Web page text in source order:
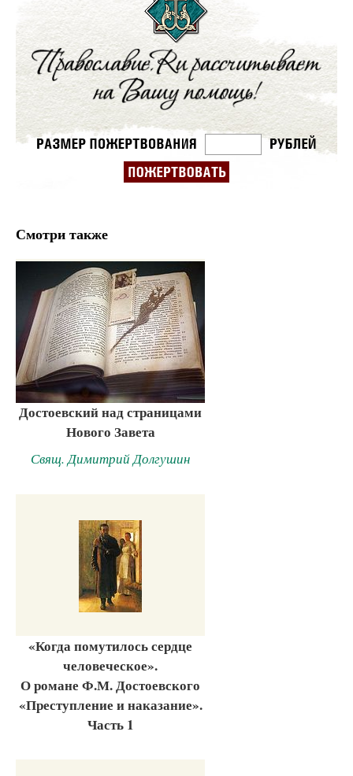
Смотри также
Достоевский над страницами
Нового Завета
Свящ. Димитрий Долгушин
«Когда помутилось сердце
человеческое».
О романе Ф.М. Достоевского
«Преступление и наказание».
Часть 1